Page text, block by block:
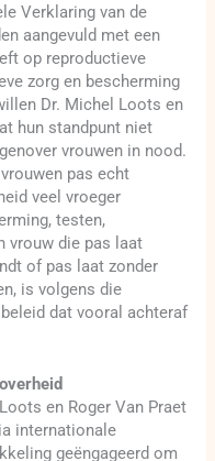
Verklaring van de
aangevuld met een
op reproductieve
zorg en bescherming
Dr. Michel Loots en
hun standpunt niet
vrouwen in nood.
pas echt
veel vroeger
testen,
vrouw die pas laat
of pas laat zonder
is volgens die
dat vooral achteraf
en Roger Van Praet
internationale
geëngageerd om